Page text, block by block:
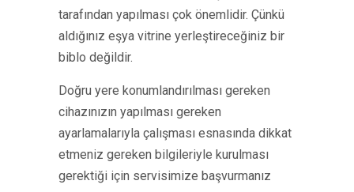
tarafından yapılması çok önemlidir. Çünkü
aldığınız eşya vitrine yerleştireceğiniz bir
biblo değildir.
Doğru yere konumlandırılması gereken
cihazınızın yapılması gereken
ayarlamalarıyla çalışması esnasında dikkat
etmeniz gereken bilgileriyle kurulması
gerektiği için servisimize başvurmanız